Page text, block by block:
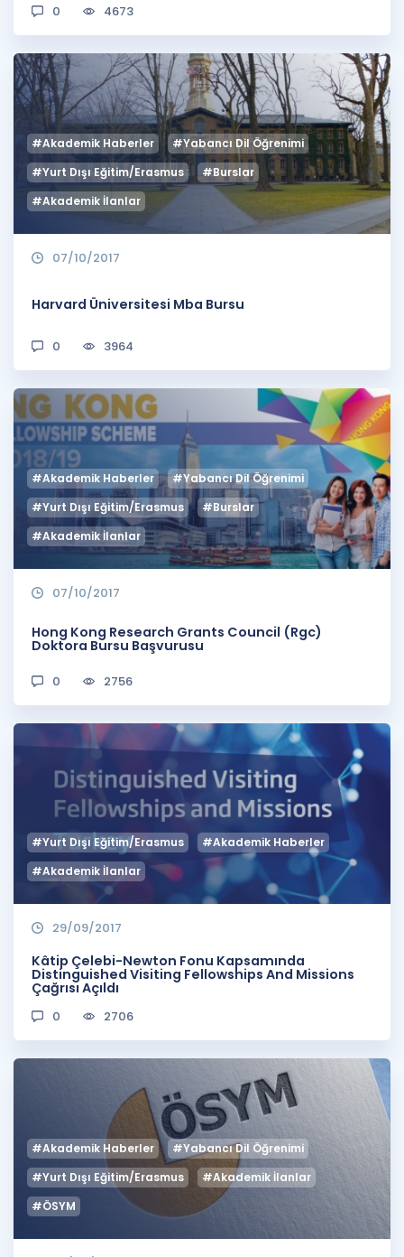
0 4673
#Akademik Haberler
#Yabancı Dil Öğrenimi
#Yurt Dışı Eğitim/Erasmus
#Burslar
#Akademik İlanlar
07/10/2017
Harvard Üniversitesi Mba Bursu
0 3964
#Akademik Haberler
#Yabancı Dil Öğrenimi
#Yurt Dışı Eğitim/Erasmus
#Burslar
#Akademik İlanlar
07/10/2017
Hong Kong Research Grants Council (Rgc)
Doktora Bursu Başvurusu
0 2756
#Yurt Dışı Eğitim/Erasmus
#Akademik Haberler
#Akademik İlanlar
29/09/2017
Kâtip Çelebi-Newton Fonu Kapsamında
Distinguished Visiting Fellowships And Missions
Çağrısı Açıldı
0 2706
#Akademik Haberler
#Yabancı Dil Öğrenimi
#Yurt Dışı Eğitim/Erasmus
#Akademik İlanlar
#ÖSYM